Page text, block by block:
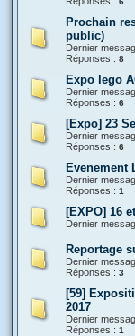
Prochain
public)
Dernier
Réponses : 8
Expo lego
Dernier
Réponses : 6
[Expo] 23
Dernier
Réponses : 6
Evenement
Dernier
Réponses : 1
[EXPO] 16
Dernier
Reportage
Dernier
Réponses : 3
[59]
2017
Dernier
Réponses : 1